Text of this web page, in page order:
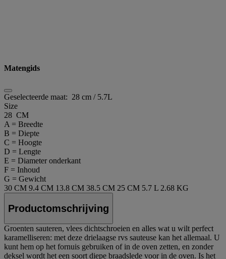
Matengids
Geselecteerde maat: 28 cm / 5.7L
Size
28 CM
A = Breedte
B = Diepte
C = Hoogte
D = Lengte
E = Diameter onderkant
F = Inhoud
G = Gewicht
30 CM 9.4 CM 13.8 CM 38.5 CM 25 CM 5.7 L 2.68 KG
Productomschrijving
Groenten sauteren, vlees dichtschroeien en alles wat u wilt perfect
karamelliseren: met deze drielaagse rvs sauteuse kan het allemaal. U
kunt hem op het fornuis gebruiken of in de oven zetten, en zonder
deksel wordt het een soort diepe braadslede voor in de oven. Is het